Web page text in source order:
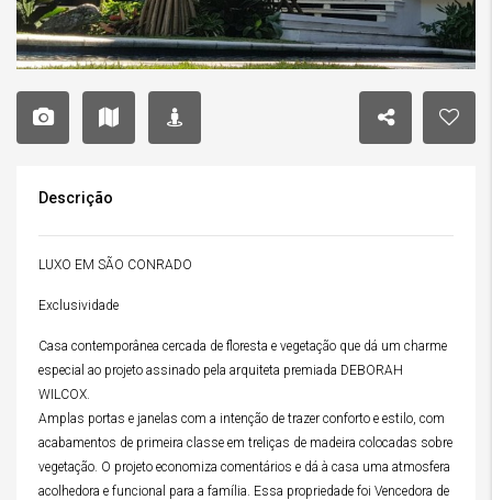
Descrição
LUXO EM SÃO CONRADO
Exclusividade
Casa contemporânea cercada de floresta e vegetação que dá um charme
especial ao projeto assinado pela arquiteta premiada DEBORAH
WILCOX.
Amplas portas e janelas com a intenção de trazer conforto e estilo, com
acabamentos de primeira classe em treliças de madeira colocadas sobre
vegetação. O projeto economiza comentários e dá à casa uma atmosfera
acolhedora e funcional para a família. Essa propriedade foi Vencedora de